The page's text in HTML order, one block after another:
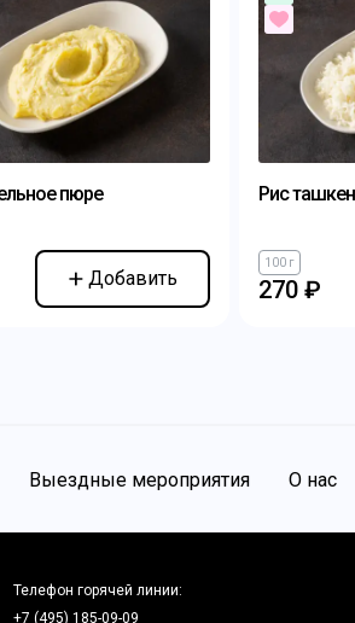
пюре
Добавить
Рис
100 г
270 ₽
Выездные мероприятия О нас
Телефон горячей линии:
+7 (495) 185-09-09